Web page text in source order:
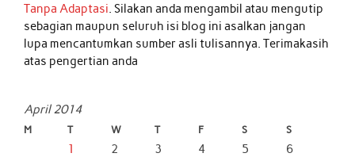
Tanpa Adaptasi. Silakan anda mengambil atau mengutip
sebagian maupun seluruh isi blog ini asalkan jangan
lupa mencantumkan sumber asli tulisannya. Terimakasih
atas pengertian anda
April 2014
M T W T F S S
1 2 3 4 5
6